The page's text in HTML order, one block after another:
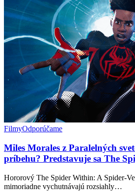
FilmyOdporúčame
Miles Morales z Paralelných
príbehu? Predstavuje sa The
Hororový The Spider Within: A Spider-
mimoriadne vychutnávajú rozsiahly…